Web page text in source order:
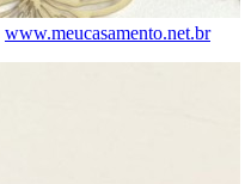
www.meucasamento.net.br